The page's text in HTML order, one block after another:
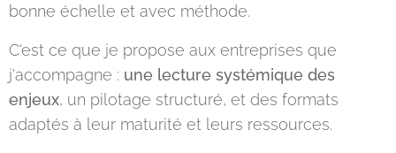
bonne échelle et avec méthode.
C'est ce que je propose aux entreprises que
j'accompagne : une lecture systémique des
enjeux, un pilotage structuré, et des formats
adaptés à leur maturité et leurs ressources.